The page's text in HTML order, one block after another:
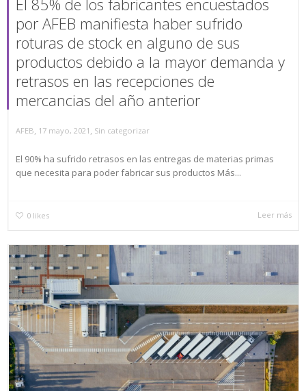
por AFEB manifiesta haber sufrido
roturas de stock en alguno de sus
productos debido a la mayor demanda y
retrasos en las recepciones de
mercancias del año anterior
AFEB, 17 mayo, 2021 , Sin categorizar
El 90% ha sufrido retrasos en las entregas de materias primas
que necesita para poder fabricar sus productos Más...
0 likes Leer más